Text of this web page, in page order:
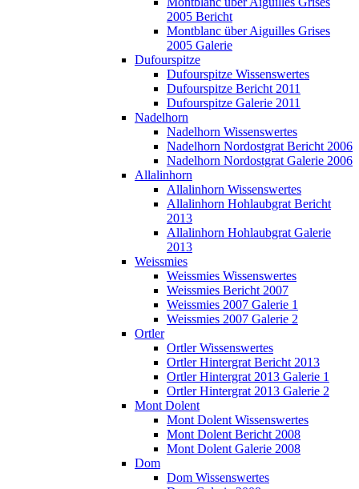
2005 Bericht
Montblanc über Aiguilles Grises
2005 Galerie
Dufourspitze
Dufourspitze Wissenswertes
Dufourspitze Bericht 2011
Dufourspitze Galerie 2011
Nadelhorn
Nadelhorn Wissenswertes
Nadelhorn Nordostgrat Bericht 2006
Nadelhorn Nordostgrat Galerie 2006
Allalinhorn
Allalinhorn Wissenswertes
Allalinhorn Hohlaubgrat Bericht
2013
Allalinhorn Hohlaubgrat Galerie
2013
Weissmies
Weissmies Wissenswertes
Weissmies Bericht 2007
Weissmies 2007 Galerie 1
Weissmies 2007 Galerie 2
Ortler
Ortler Wissenswertes
Ortler Hintergrat Bericht 2013
Ortler Hintergrat 2013 Galerie 1
Ortler Hintergrat 2013 Galerie 2
Mont Dolent
Mont Dolent Wissenswertes
Mont Dolent Bericht 2008
Mont Dolent Galerie 2008
Dom
Dom Wissenswertes